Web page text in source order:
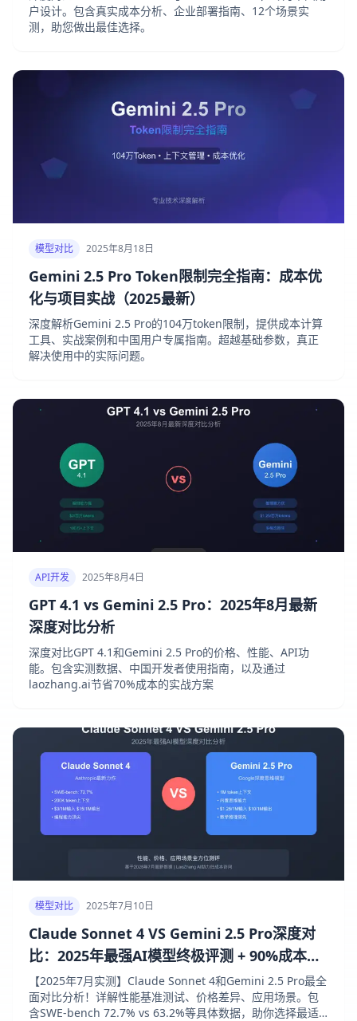
户设计。包含真实成本分析、企业部署指南、12个场景实
测，助您做出最佳选择。
模型对比 2025年8月18日
Gemini 2.5 Pro Token限制完全指南：成本优
化与项目实战（2025最新）
深度解析Gemini 2.5 Pro的104万token限制，提供成本计算
工具、实战案例和中国用户专属指南。超越基础参数，真正
解决使用中的实际问题。
API开发 2025年8月4日
GPT 4.1 vs Gemini 2.5 Pro：2025年8月最新
深度对比分析
深度对比GPT 4.1和Gemini 2.5 Pro的价格、性能、API功
能。包含实测数据、中国开发者使用指南，以及通过
laozhang.ai节省70%成本的实战方案
模型对比 2025年7月10日
Claude Sonnet 4 VS Gemini 2.5 Pro深度对
比：2025年最强AI模型终极评测 + 90%成本节
省方案
【2025年7月实测】Claude Sonnet 4和Gemini 2.5 Pro最全
面对比分析！详解性能基准测试、价格差异、应用场景。包
含SWE-bench 72.7% vs 63.2%等具体数据，助你选择最适